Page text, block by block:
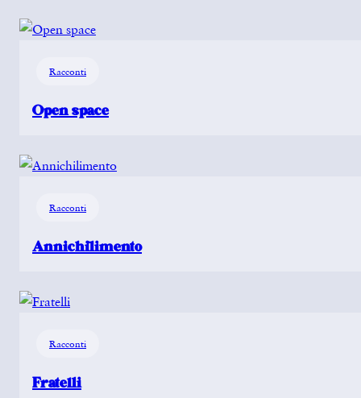
Racconti
Open space
Racconti
Annichilimento
Racconti
Fratelli